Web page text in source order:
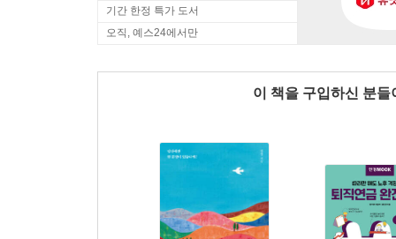
기간 한정 특가 도서
오직, 예스24에서만
이 책을 구입하신 분